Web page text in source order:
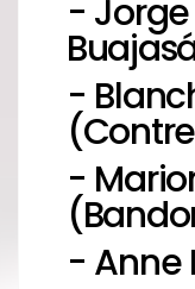
- Jorge
-
-
- Anne